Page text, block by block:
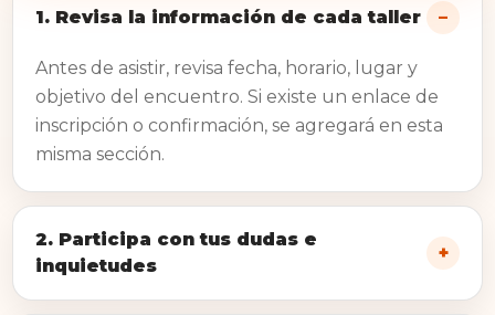
1. Revisa la información de cada taller
Antes de asistir, revisa fecha, horario, lugar y
objetivo del encuentro. Si existe un enlace de
inscripción o confirmación, se agregará en esta
misma sección.
2. Participa con tus dudas e
inquietudes